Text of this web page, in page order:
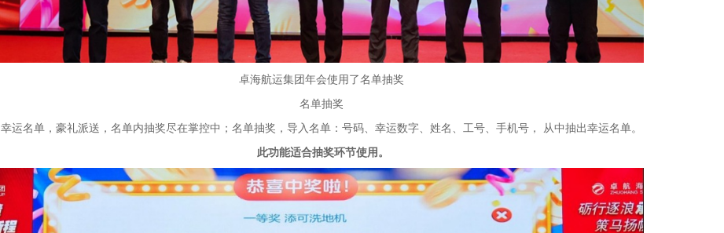
卓海航运集团年会使用了名单抽奖
名单抽奖
幸运名单，豪礼派送，名单内抽奖尽在掌控中；名单抽奖，导入名单：号码、幸运数字、姓名、工号、手机号， 从中抽出幸运名单。
此功能适合抽奖环节使用。